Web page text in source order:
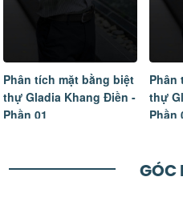
Phân tích mặt bằng biệt
thự Gladia Khang Điền -
Phần 01
Phân
thự
Phần
GÓC